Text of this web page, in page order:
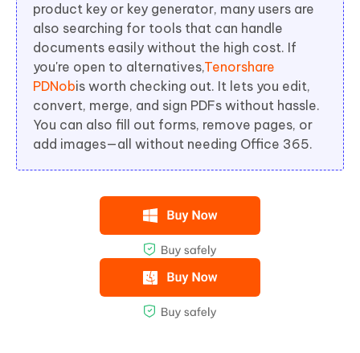
product key or key generator, many users are
also searching for tools that can handle
documents easily without the high cost. If
you're open to alternatives,Tenorshare
PDNobis worth checking out. It lets you edit,
convert, merge, and sign PDFs without hassle.
You can also fill out forms, remove pages, or
add images—all without needing Office 365.